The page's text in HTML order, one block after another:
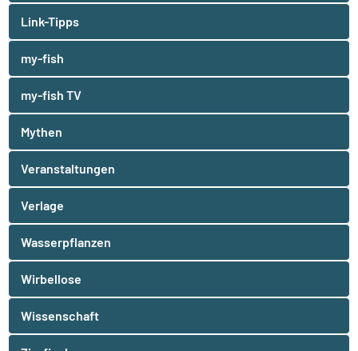
Link-Tipps
my-fish
my-fish TV
Mythen
Veranstaltungen
Verlage
Wasserpflanzen
Wirbellose
Wissenschaft